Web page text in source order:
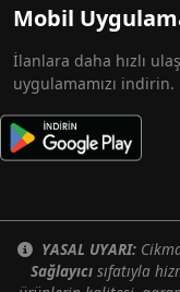
Mobil
İlanlara daha hızlı
uygulamamızı indirin.
YASAL UYARI:
Sağlayıcısıfatıyla